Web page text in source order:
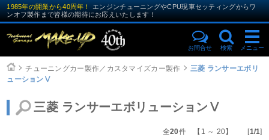
1985年の開業から40周年！
エンジンチューニングやCPU現車セッティングからワ
ンオフ製作まで皆様の期待にお応えいたします！
お問合せ 検索 メニュー
チューニングカー製作／カスタマイズカー製作
三菱 ランサーエボリ
ューションⅤ
三菱 ランサーエボリューションⅤ
全20件 【1 ～ 20】 [1/1]